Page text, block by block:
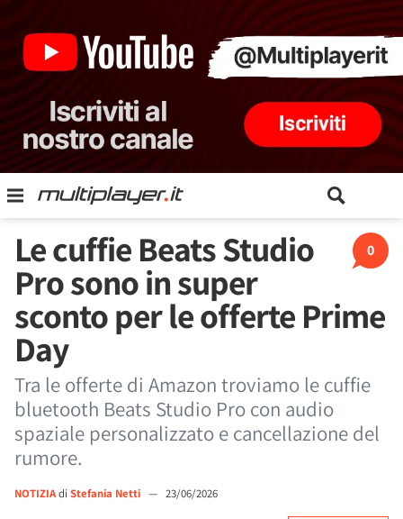
0
Le cuffie Beats Studio
Pro sono in super
sconto per le offerte Prime
Day
Tra le offerte di Amazon troviamo le cuffie
bluetooth Beats Studio Pro con audio
spaziale personalizzato e cancellazione del
rumore.
NOTIZIAdi Stefania Netti — 23/06/2026